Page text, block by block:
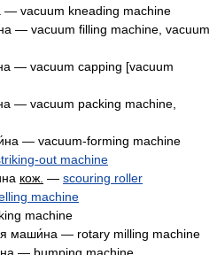
— vacuum kneading machine
— vacuum filling machine, vacuum
— vacuum capping [vacuum
— vacuum packing machine,
— vacuum-forming machine
out machine
кож. — scouring roller
machine
machine
маши́на — rotary milling machine